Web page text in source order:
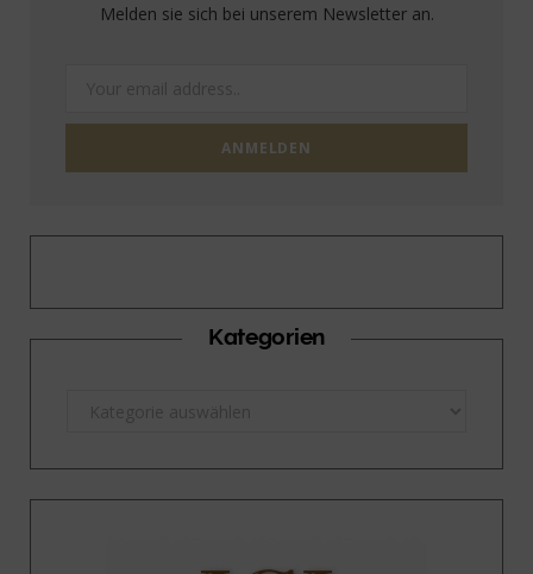
Melden sie sich bei unserem Newsletter an.
Kategorien